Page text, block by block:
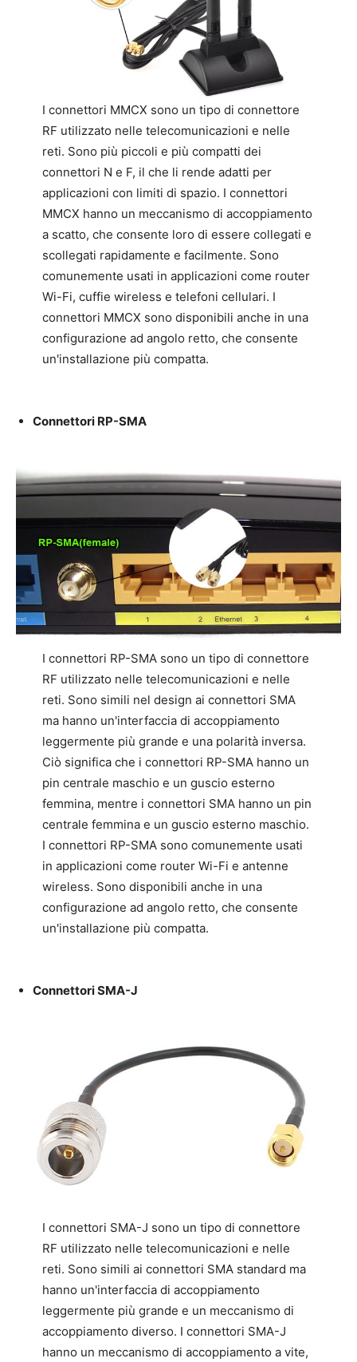
I connettori MMCX sono un tipo di connettore
RF utilizzato nelle telecomunicazioni e nelle
reti. Sono più piccoli e più compatti dei
connettori N e F, il che li rende adatti per
applicazioni con limiti di spazio. I connettori
MMCX hanno un meccanismo di accoppiamento
a scatto, che consente loro di essere collegati e
scollegati rapidamente e facilmente. Sono
comunemente usati in applicazioni come router
Wi-Fi, cuffie wireless e telefoni cellulari. I
connettori MMCX sono disponibili anche in una
configurazione ad angolo retto, che consente
un'installazione più compatta.
Connettori RP-SMA
I connettori RP-SMA sono un tipo di connettore
RF utilizzato nelle telecomunicazioni e nelle
reti. Sono simili nel design ai connettori SMA
ma hanno un'interfaccia di accoppiamento
leggermente più grande e una polarità inversa.
Ciò significa che i connettori RP-SMA hanno un
pin centrale maschio e un guscio esterno
femmina, mentre i connettori SMA hanno un pin
centrale femmina e un guscio esterno maschio.
I connettori RP-SMA sono comunemente usati
in applicazioni come router Wi-Fi e antenne
wireless. Sono disponibili anche in una
configurazione ad angolo retto, che consente
un'installazione più compatta.
Connettori SMA-J
I connettori SMA-J sono un tipo di connettore
RF utilizzato nelle telecomunicazioni e nelle
reti. Sono simili ai connettori SMA standard ma
hanno un'interfaccia di accoppiamento
leggermente più grande e un meccanismo di
accoppiamento diverso. I connettori SMA-J
hanno un meccanismo di accoppiamento a vite,